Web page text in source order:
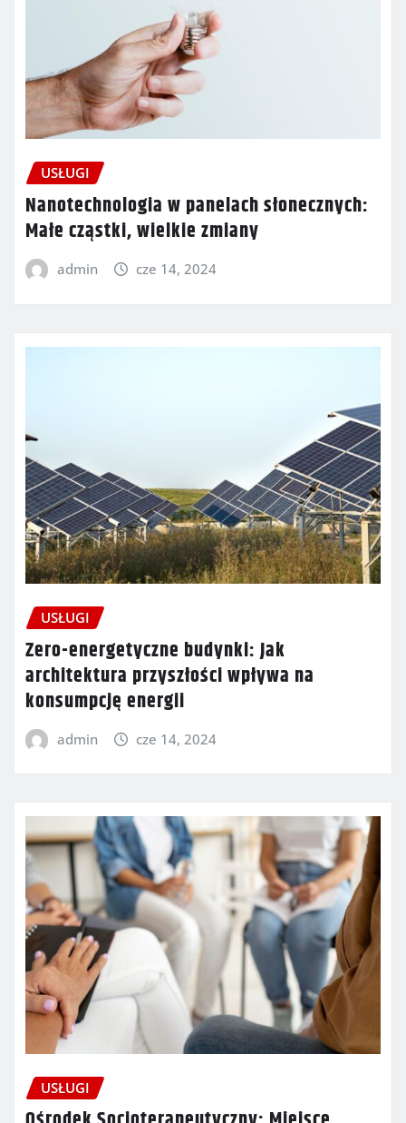
USŁUGI
Nanotechnologia w panelach słonecznych:
Małe cząstki, wielkie zmiany
admin cze 14, 2024
USŁUGI
Zero-energetyczne budynki: Jak
architektura przyszłości wpływa na
konsumpcję energii
admin cze 14, 2024
USŁUGI